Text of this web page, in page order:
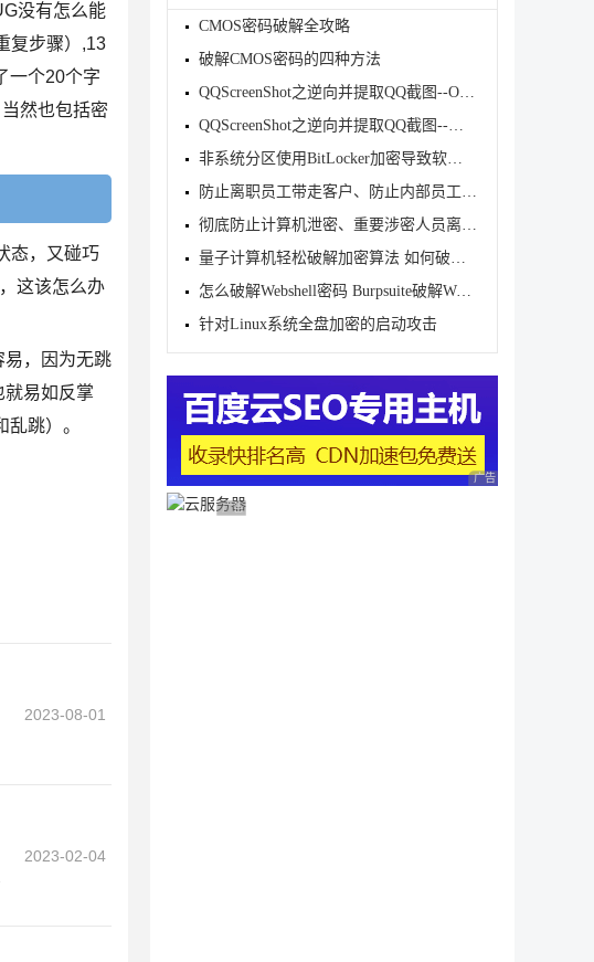
没有怎么能
复步骤）,13
一个20个字
然也包括密
态，又碰巧
这该怎么办
易，因为无跳
易如反掌
跳）。
2023-08-01
2023-02-04
CMOS密码破解全攻略
破解CMOS密码的四种方法
QQScreenShot之逆向并提取QQ截图--OCR和其他功能
QQScreenShot之逆向并提取QQ截图--基本功能
非系统分区使用BitLocker加密导致软件无法安装的解决
防止离职员工带走客户、防止内部员工泄密、避免华为员
彻底防止计算机泄密、重要涉密人员离职泄密、涉密人员
量子计算机轻松破解加密算法 如何破解加密算法?
怎么破解Webshell密码 Burpsuite破解Webshell密码图文
针对Linux系统全盘加密的启动攻击
广告 商业广告，理性
广告 商业广告，理性选择